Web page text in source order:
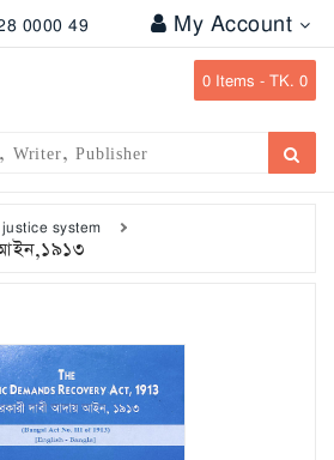
0000 49 My Account
0 Items -TK. 0
system